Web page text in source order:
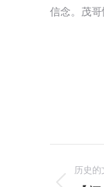
信念。茂
历史的